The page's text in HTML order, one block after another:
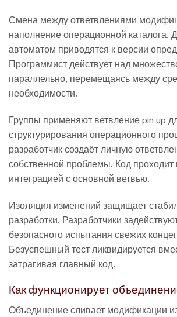
Смена между ответвлениями
наполнение операционной каталога.
автоматом приводятся к версии
Программист действует над
параллельно, перемещаясь между
необходимости.
Группы применяют ветвление pin up
структурирования операционного
разработчик создаёт личную
собственной проблемы. Код проходит
интеграцией с основной ветвью.
Изоляция изменений защищает
разработки. Разработчики
безопасного испытания свежих
Безуспешный тест ликвидируется
затрагивая главный код.
Как функционирует
Объединение сливает модификации